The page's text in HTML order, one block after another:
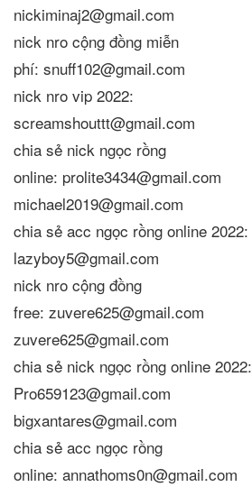
nickiminaj2@gmail.com
nick nro cộng đồng miễn
phí: snuff102@gmail.com
nick nro vip 2022:
screamshouttt@gmail.com
chia sẻ nick ngọc rồng
online: prolite3434@gmail.com
michael2019@gmail.com
chia sẻ acc ngọc rồng online 2022:
lazyboy5@gmail.com
nick nro cộng đồng
free: zuvere625@gmail.com
zuvere625@gmail.com
chia sẻ nick ngọc rồng online 2022:
Pro659123@gmail.com
bigxantares@gmail.com
chia sẻ acc ngọc rồng
online: annathoms0n@gmail.com